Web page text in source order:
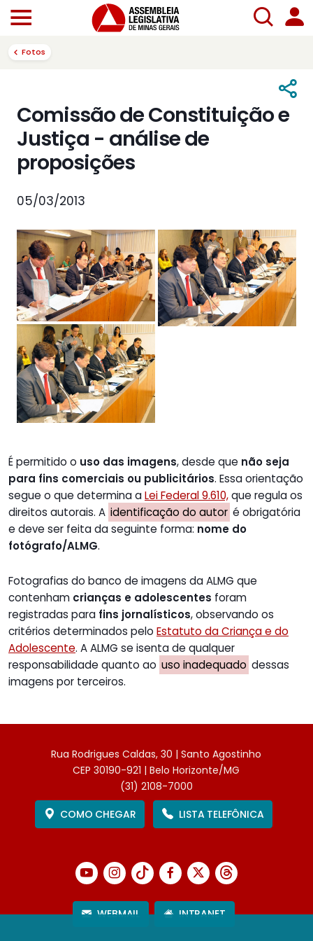
Fotos
Comissão de Constituição e
Justiça - análise de
proposições
05/03/2013
É permitido o uso das imagens, desde que não seja
para fins comerciais ou publicitários. Essa orientação
segue o que determina aLei Federal 9.610,que regula os
direitos autorais. A identificação do autor é obrigatória
e deve ser feita da seguinte forma: nome do
fotógrafo/ALMG.
Fotografias do banco de imagens da ALMG que
contenham crianças e adolescentes foram
registradas para fins jornalísticos, observando os
critérios determinados pelo Estatuto da Criança e do
Adolescente. A ALMG se isenta de qualquer
responsabilidade quanto ao uso inadequado dessas
imagens por terceiros.
Rua Rodrigues Caldas, 30 | Santo Agostinho
CEP 30190-921 | Belo Horizonte/MG
(31) 2108-7000
COMO CHEGAR
LISTA TELEFÔNICA
WEBMAIL INTRANET